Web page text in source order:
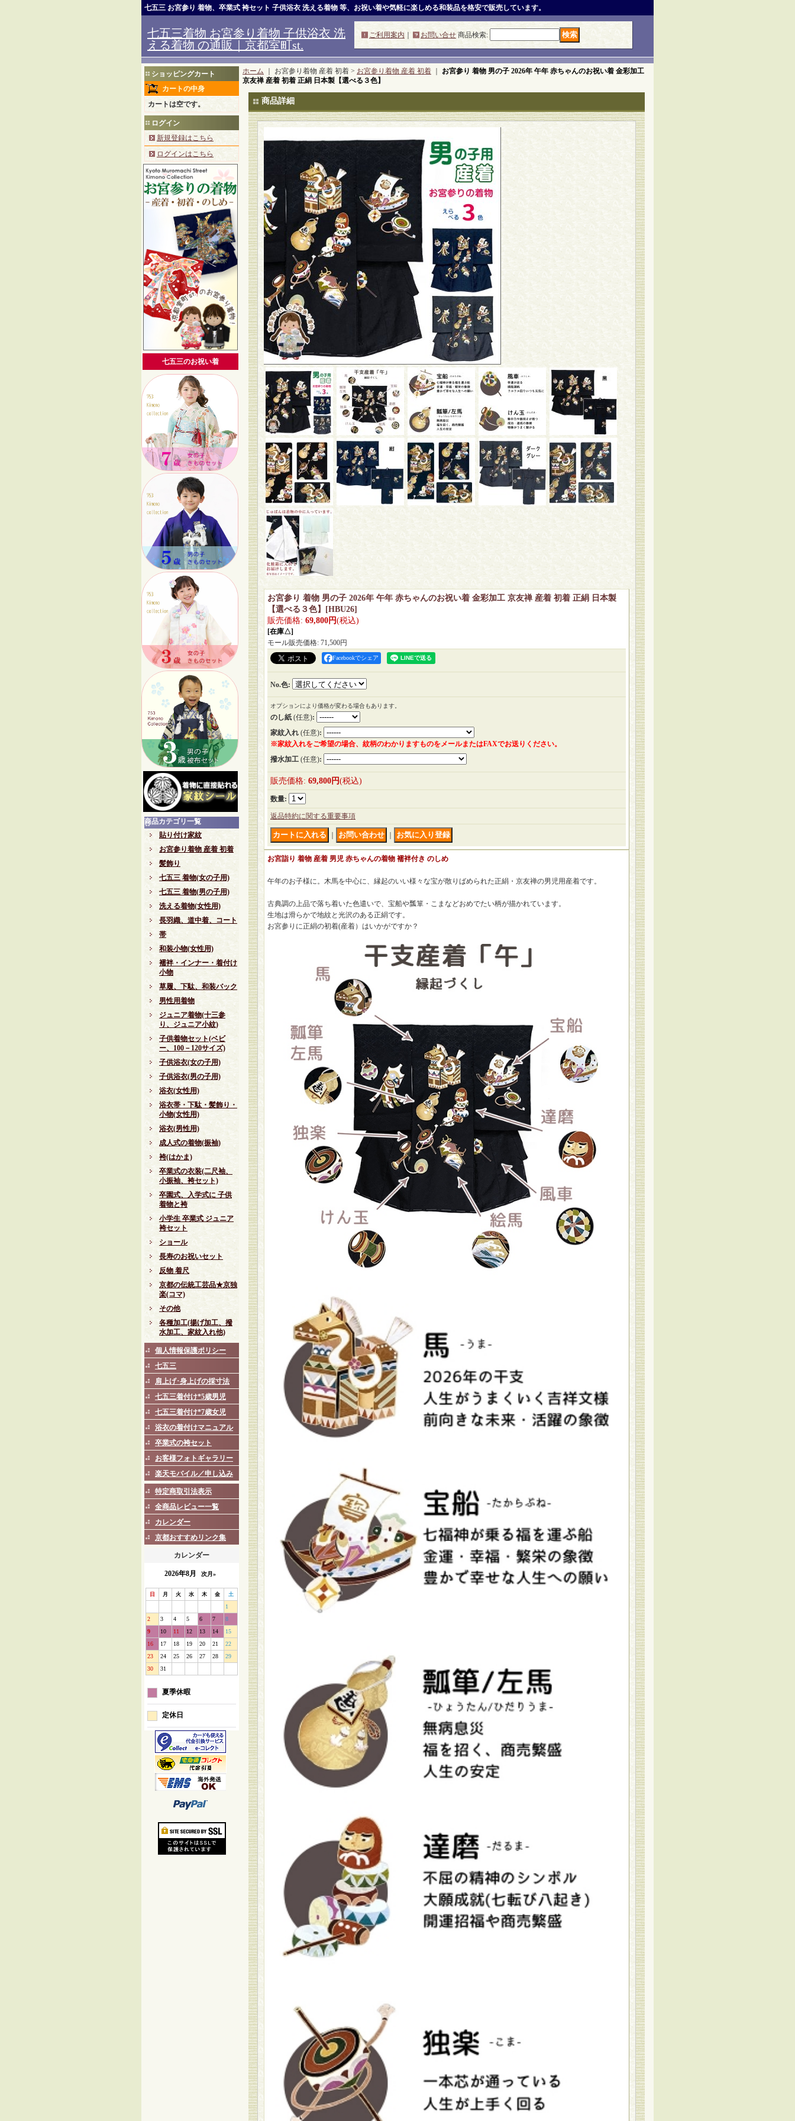
七五三 お宮参り 着物、卒業式 袴セット 子供浴衣 洗える着物 等、お祝い着や気軽に楽しめる和装品を格安で販売しています。
七五三着物 お宮参り着物 子供浴衣 洗
える着物 の通販｜京都室町st.
ご利用案内 お問い合せ 商品検索:
ショッピングカート
カートの中身
カートは空です。
ログイン
新規登録はこちら
ログインはこちら
七五三のお祝い着
商品カテゴリ一覧
貼り付け家紋
お宮参り着物 産着 初着
髪飾り
七五三 着物(女の子用)
七五三 着物(男の子用)
洗える着物(女性用)
長羽織、道中着、コート
帯
和装小物(女性用)
襦袢・インナー・着付け
小物
草履、下駄、和装バック
男性用着物
ジュニア着物(十三参
り、ジュニア小紋)
子供着物セット(ベビ
ー、100－120サイズ)
子供浴衣(女の子用)
子供浴衣(男の子用)
浴衣(女性用)
浴衣帯・下駄・髪飾り・
小物(女性用)
浴衣(男性用)
成人式の着物(振袖)
袴(はかま)
卒業式の衣装(二尺袖、
小振袖、袴セット)
卒園式、入学式に 子供
着物と袴
小学生 卒業式 ジュニア
袴セット
ショール
長寿のお祝いセット
反物 着尺
京都の伝統工芸品★京独
楽(コマ)
その他
各種加工(揚げ加工、撥
水加工、家紋入れ他)
個人情報保護ポリシー
七五三
肩上げ･身上げの採寸法
七五三着付け*5歳男児
七五三着付け*7歳女児
浴衣の着付けマニュアル
卒業式の袴セット
お客様フォトギャラリー
楽天モバイル／申し込み
特定商取引法表示
全商品レビュー一覧
カレンダー
京都おすすめリンク集
カレンダー
2026年8月 次月»
日 月 火 水 木 金 土
1
2
3 4 5 6 7
8
9
10 11 12 13 14
15
16
17 18 19 20 21
22
23
24 25 26 27 28
29
30
31
夏季休暇
定休日
ホーム ｜ お宮参り着物 産着 初着 > お宮参り着物 産着 初着
お宮参り 着物 男の子 2026年 午年 赤ちゃんのお祝い着 金彩加工
京友禅 産着 初着 正絹 日本製【選べる３色】
商品詳細
お宮参り 着物 男の子 2026年 午年 赤ちゃんのお祝い着 金彩加工 京友禅 産着 初着 正絹 日本製
【選べる３色】
[HBU26]
販売価格: 69,800円(税込)
[在庫△]
モール販売価格: 71,500円
Facebookでシェア
No.色:
オプションにより価格が変わる場合もあります。
のし紙 (任意):
家紋入れ (任意):
※家紋入れをご希望の場合、紋柄のわかりますものをメールまたはFAXでお送りください。
撥水加工 (任意):
販売価格: 69,800円(税込)
数量:
返品特約に関する重要事項
お宮詣り 着物 産着 男児 赤ちゃんの着物 襦袢付き のしめ
午年のお子様に。木馬を中心に、縁起のいい様々な宝が散りばめられた正絹・京友禅の男児用産着です。
古典調の上品で落ち着いた色遣いで、宝船や瓢箪・こまなどおめでたい柄が描かれています。
生地は滑らかで地紋と光沢のある正絹です。
お宮参りに正絹の初着(産着）はいかがですか？